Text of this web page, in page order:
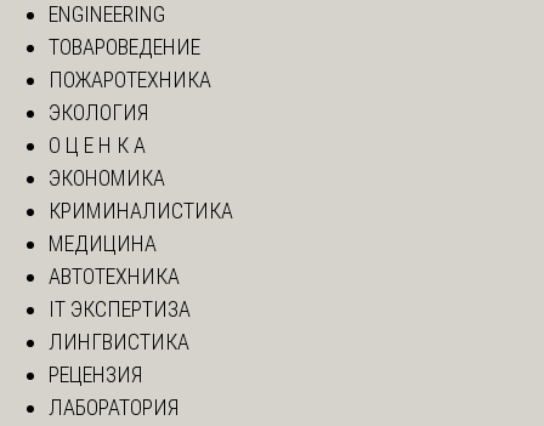
ENGINEERING
ТОВАРОВЕДЕНИЕ
ПОЖАРОТЕХНИКА
ЭКОЛОГИЯ
О Ц Е Н К А
ЭКОНОМИКА
КРИМИНАЛИСТИКА
МЕДИЦИНА
АВТОТЕХНИКА
IT ЭКСПЕРТИЗА
ЛИНГВИСТИКА
РЕЦЕНЗИЯ
ЛАБОРАТОРИЯ